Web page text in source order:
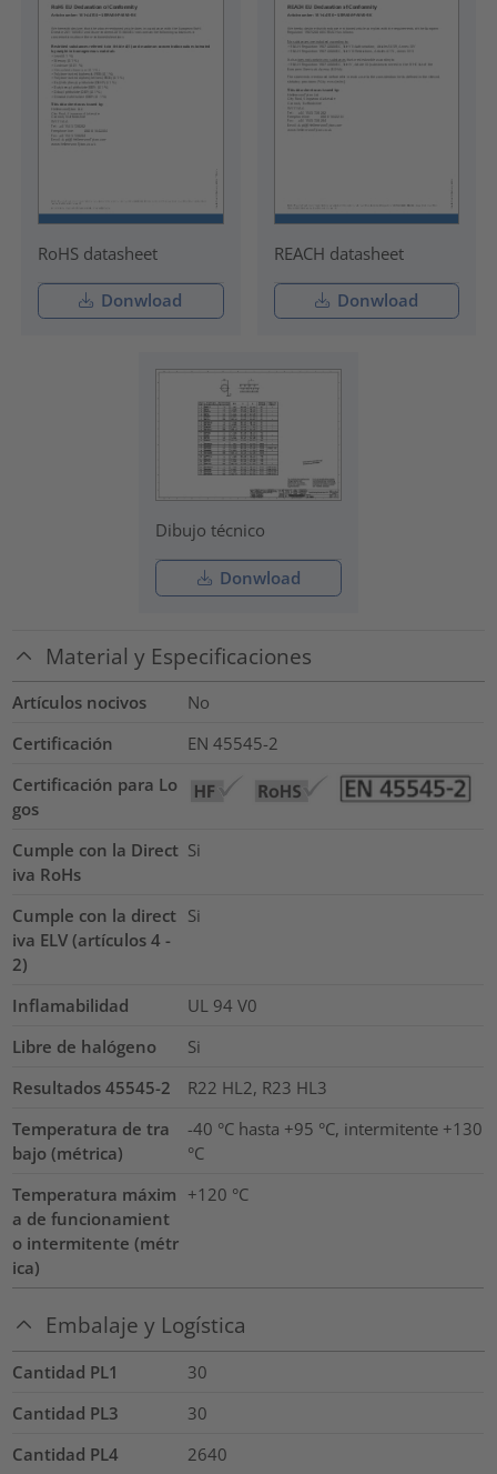
RoHS datasheet
Donwload
REACH datasheet
Donwload
Dibujo técnico
Donwload
Material y Especificaciones
Artículos nocivos
No
Certificación
EN 45545-2
Certificación para Lo
gos
Cumple con la Direct
iva RoHs
Si
Cumple con la direct
iva ELV (artículos 4 -
2)
Si
Inflamabilidad
UL 94 V0
Libre de halógeno
Si
Resultados 45545-2
R22 HL2, R23 HL3
Temperatura de tra
bajo (métrica)
-40 °C hasta +95 °C, intermitente +130
°C
Temperatura máxim
a de funcionamient
o intermitente (métr
ica)
+120 °C
Embalaje y Logística
Cantidad PL1
30
Cantidad PL3
30
Cantidad PL4
2640